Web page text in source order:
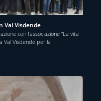
Val Visdende
con l’associazione “La vita
Val Visdende per la